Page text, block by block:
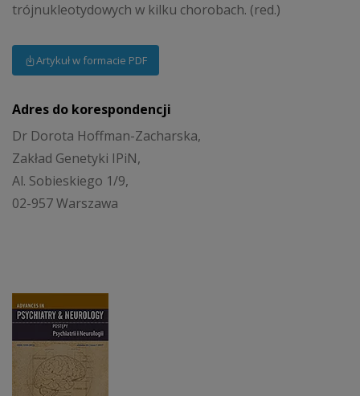
trójnukleotydowych w kilku chorobach. (red.)
Artykuł w formacie PDF
Adres do korespondencji
Dr Dorota Hoffman-Zacharska,
Zakład Genetyki IPiN,
Al. Sobieskiego 1/9,
02-957 Warszawa